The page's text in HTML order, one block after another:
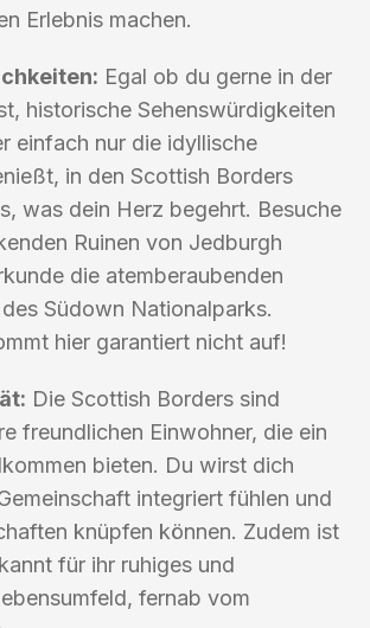
Erlebnis machen.
Egal ob du gerne in der
historische Sehenswürdigkeiten
einfach nur die idyllische
in den Scottish Borders
was dein Herz begehrt. Besuche
Ruinen von Jedburgh
die atemberaubenden
Südown Nationalparks.
hier garantiert nicht auf!
Die Scottish Borders sind
freundlichen Einwohner, die ein
bieten. Du wirst dich
integriert fühlen und
knüpfen können. Zudem ist
für ihr ruhiges und
fernab vom